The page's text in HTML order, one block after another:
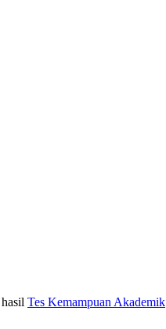
Tes Kemampuan Akademik